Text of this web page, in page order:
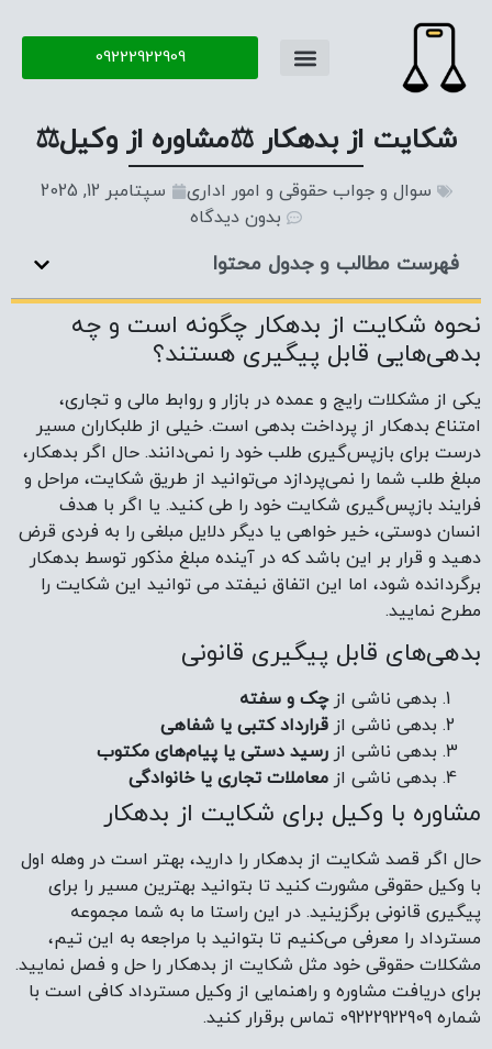
09222922909
شکایت از بدهکار ⚖️مشاوره از وکیل⚖️
سوال و جواب حقوقی و امور اداری
سپتامبر 12, 2025
بدون دیدگاه
فهرست مطالب و جدول محتوا
نحوه شکایت از بدهکار چگونه است و چه
بدهی‌هایی قابل پیگیری هستند؟
یکی از مشکلات رایج و عمده در بازار و روابط مالی و تجاری،
امتناع بدهکار از پرداخت بدهی است. خیلی از طلبکاران مسیر
درست برای بازپس‌گیری طلب خود را نمی‌دانند. حال اگر بدهکار،
مبلغ طلب شما را نمی‌پردازد می‌توانید از طریق شکایت، مراحل و
فرایند بازپس‌گیری شکایت خود را طی کنید. یا اگر با هدف
انسان دوستی، خیر خواهی یا دیگر دلایل مبلغی را به فردی قرض
دهید و قرار بر این باشد که در آینده مبلغ مذکور توسط بدهکار
برگردانده شود، اما این اتفاق نیفتد می توانید این شکایت را
مطرح نمایید.
بدهی‌های قابل پیگیری قانونی
بدهی ناشی ازچک و سفته
بدهی ناشی از قرارداد کتبی یا شفاهی
بدهی ناشی از رسید دستی یا پیام‌های مکتوب
بدهی ناشی از معاملات تجاری یا خانوادگی
مشاوره با وکیل برای شکایت از بدهکار
حال اگر قصد شکایت از بدهکار را دارید، بهتر است در وهله اول
با وکیل حقوقی مشورت کنید تا بتوانید بهترین مسیر را برای
پیگیری قانونی برگزینید. در این راستا ما به شما مجموعه
مسترداد را معرفی می‌کنیم تا بتوانید با مراجعه به این تیم،
مشکلات حقوقی خود مثل شکایت از بدهکار را حل و فصل نمایید.
برای دریافت مشاوره و راهنمایی از وکیل مسترداد کافی است با
شماره 09222922909 تماس برقرار کنید.